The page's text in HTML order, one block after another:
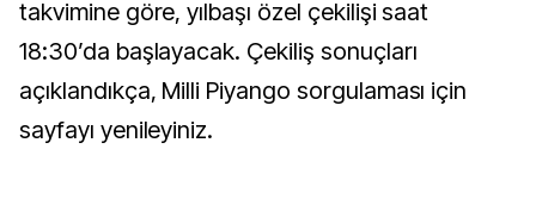
takvimine göre, yılbaşı özel çekilişi saat
18:30’da başlayacak. Çekiliş sonuçları
açıklandıkça, Milli Piyango sorgulaması için
sayfayı yenileyiniz.